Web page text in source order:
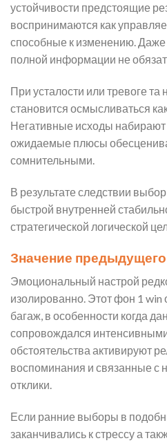
устойчивости предстоящие
воспринимаются как
способные к изменению. Даже
полной информации не
При усталости или тревоге та
становится осмысливаться
Негативные исходы
ожидаемые плюсы
сомнительными.
В результате следствии
быстрой внутренней
стратегической логической
Значение предыдущего
Эмоциональный настрой
изолированно. Этот фон 1
багаж, в особенности когда
сопровождался
обстоятельства активируют
воспоминания и связанные
отклики.
Если ранние выборы в
заканчивались к стрессу а